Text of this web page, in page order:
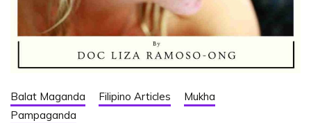
Balat Maganda Filipino Articles
Mukha
Pampaganda